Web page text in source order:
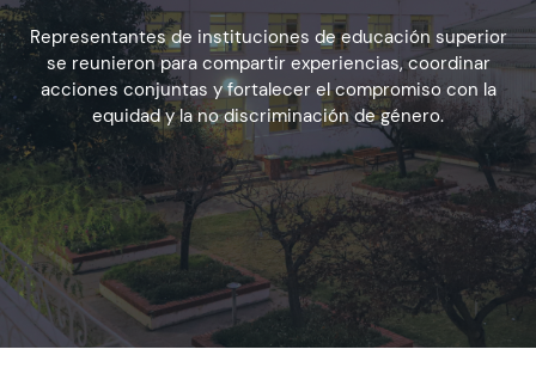
Acreditación
Admisión
Dirección de Desarrollo Estudiantil
Becas y Beneficios
Estudiantes
Representantes de instituciones de educación superior
se reunieron para compartir experiencias, coordinar
acciones conjuntas y fortalecer el compromiso con la
equidad y la no discriminación de género.